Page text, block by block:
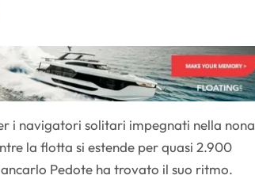
i navigatori solitari impegnati nella nona
la flotta si estende per quasi 2.900
Pedote ha trovato il suo ritmo.